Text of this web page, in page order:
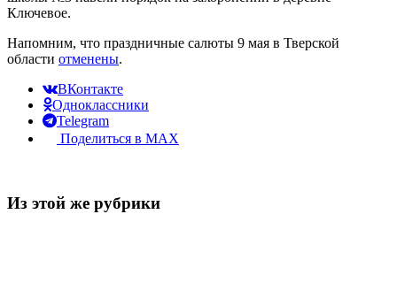
Ключевое.
Напомним, что праздничные салюты 9 мая в Тверской
области отменены.
ВКонтакте
Одноклассники
Telegram
Поделиться в MAX
Из этой же рубрики